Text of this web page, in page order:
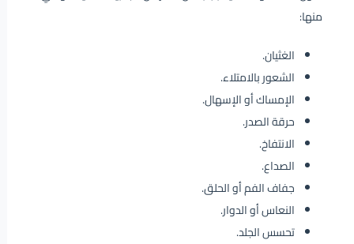
منها:
الغثيان.
الشعور بالامتلاء.
الإمساك أو الإسهال.
حرقة الصدر.
الانتفاخ.
الصداع.
جفاف الفم أو الحلق.
النعاس أو الدوار.
تحسس الجلد.